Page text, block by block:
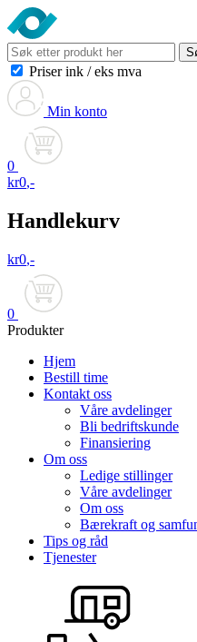
Priser ink / eks mva
Min konto
0
kr0,-
Handlekurv
kr0,-
0
Produkter
Hjem
Bestill time
Kontakt oss
Våre avdelinger
Bli bedriftskunde
Finansiering
Om oss
Ledige stillinger
Våre avdelinger
Om oss
Bærekraft og
Tips og råd
Tjenester